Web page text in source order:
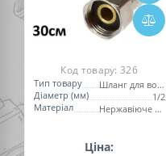
Код товару:326
Тип товару
Шланг для води
Діаметр (мм)
1/2
Матеріал
Нержавіюче обплетення
Ціна: